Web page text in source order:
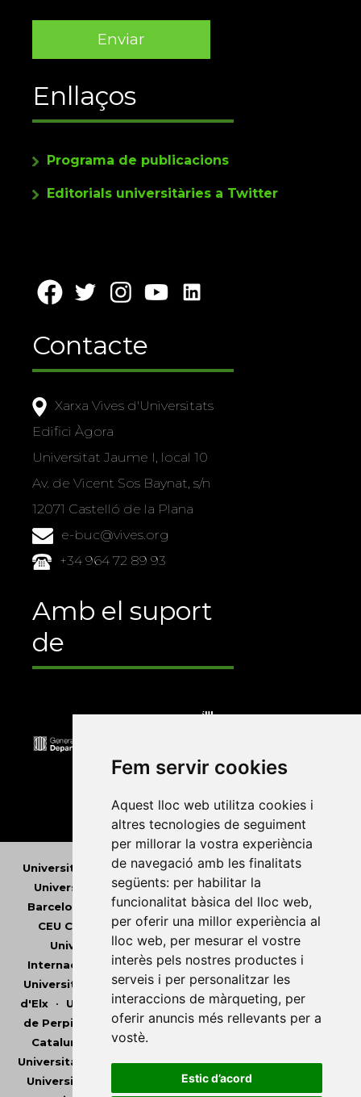
Fem servir cookies
Aquest lloc web utilitza cookies i
altres tecnologies de seguiment
per millorar la vostra experiència
de navegació amb les finalitats
següents: per habilitar la
funcionalitat bàsica del lloc web,
per oferir una millor experiència al
lloc web, per mesurar el vostre
interès pels nostres productes i
serveis i per personalitzar les
interaccions de màrqueting, per
oferir anuncis més rellevants per a
vostè.
Estic d’acord
Enllaços
Programa de publicacions
Editorials universitàries a Twitter
Contacte
Xarxa Vives d'Universitats
Edifici Àgora
Universitat Jaume I, local 10
Av. de Vicent Sos Baynat, s/n
12071 Castelló de la Plana
e-buc@vives.org
+34 964 72 89 93
Amb el suport
de
Universitat Abat Oliba CEU•Universitat d'Alacant
Universitat d'Andorra•Universitat Autònoma de
Barcelona
Universitat de Barcelona•Universitat
CEU Cardenal Herrera•Universitat de Girona •
Universitat de les Illes Balears• Universitat
Internacional de Catalunya•Universitat Jaume I
Universitat de Lleida• Universitat Miguel Hernández
d'Elx• Universitat Oberta de Catalunya•Universitat
de Perpinyà Via Domitia•Universitat Politècnica de
Catalunya
Universitat Politècnica de València
Universitat Pompeu Fabra•Universitat Ramon Llull
Universitat Rovira i Virgili
•Universitat de Sàsser